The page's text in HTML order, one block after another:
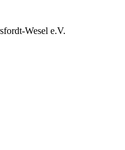
Wesel e.V.